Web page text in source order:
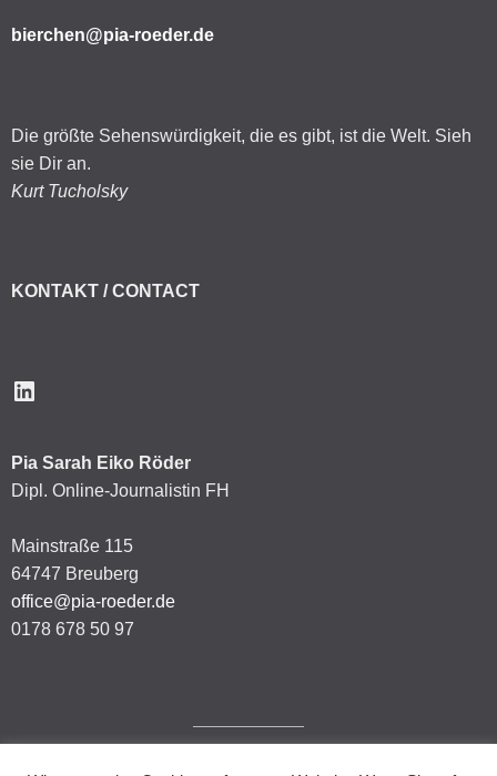
bierchen@pia-roeder.de
Die größte Sehenswürdigkeit, die es gibt, ist die Welt. Sieh
sie Dir an.
Kurt Tucholsky
KONTAKT / CONTACT
LinkedIn
Pia Sarah Eiko Röder
Dipl. Online-Journalistin FH
Mainstraße 115
64747 Breuberg
office@pia-roeder.de
0178 678 50 97